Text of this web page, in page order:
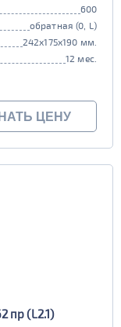
600
обратная (0, L)
242x175x190 мм.
12 мес.
ЦЕНУ
пр (L2.1)